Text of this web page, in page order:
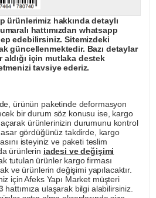
ürünlerimiz hakkında detaylı
hattımızdan whatsapp
edebilirsiniz. Sitemizdeki
güncellenmektedir. Bazı detaylar
için mutlaka destek
tavsiye ederiz.
ürünün paketinde deformasyon
bir durum söz konusu ise, kargo
ürünlerinizin durumunu kontrol
gördüğünüz takdirde, kargo
isteyiniz ve paketi teslim
ürünlerin iadesi ve değişimi
tutulan ürünler kargo firması
ve ürünlerin değişimi yapılacaktır.
için Afeks Yapı Market müşteri
hattımıza ulaşarak bilgi alabilirsiniz.